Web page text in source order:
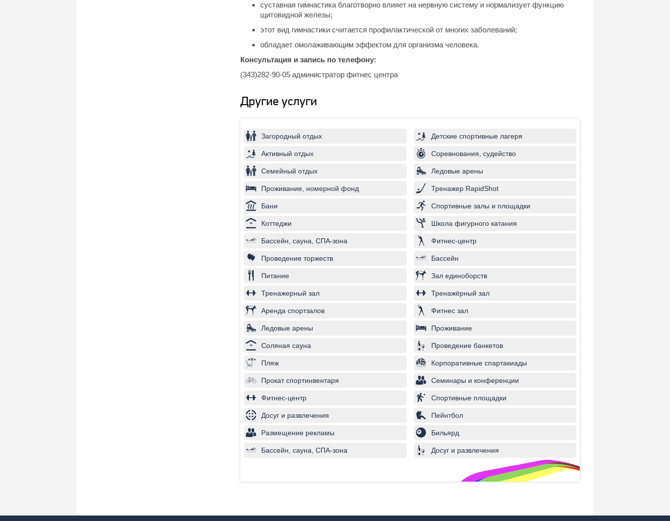
суставная гимнастика благотворно влияет на нервную систему и нормализует функцию
щитовидной железы;
этот вид гимнастики считается профилактической от многих заболеваний;
обладает омолаживающим эффектом для организма человека.
Консультация и запись по телефону:
(343)282-90-05 администратор фитнес центра
Другие услуги
Загородный отдых
Активный отдых
Семейный отдых
Проживание, номерной фонд
Бани
Коттеджи
Бассейн, сауна, СПА-зона
Проведение торжеств
Питание
Тренажерный зал
Аренда спортзалов
Ледовые арены
Соляная сауна
Пляж
Прокат спортинвентаря
Фитнес-центр
Досуг и развлечения
Размещение рекламы
Бассейн, сауна, СПА-зона
Детские спортивные лагеря
Соревнования, судейство
Ледовые арены
Тренажер RapidShot
Спортивные залы и площадки
Школа фигурного катания
Фитнес-центр
Бассейн
Зал единоборств
Тренажёрный зал
Фитнес зал
Проживание
Проведение банкетов
Корпоративные спартакиады
Семинары и конференции
Спортивные площадки
Пейнтбол
Бильярд
Досуг и развлечения